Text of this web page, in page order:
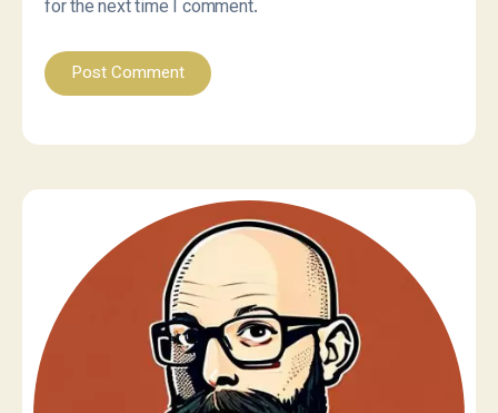
for the next time I comment.